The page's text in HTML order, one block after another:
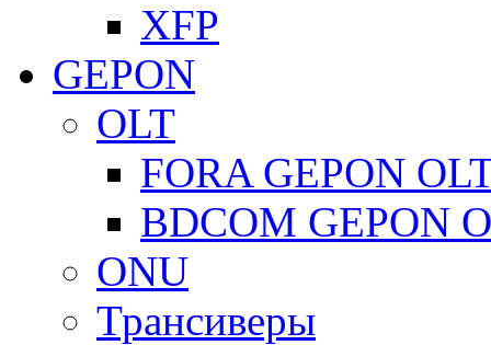
XFP
GEPON
OLT
FORA GEPON
BDCOM GEPON
ONU
Трансиверы